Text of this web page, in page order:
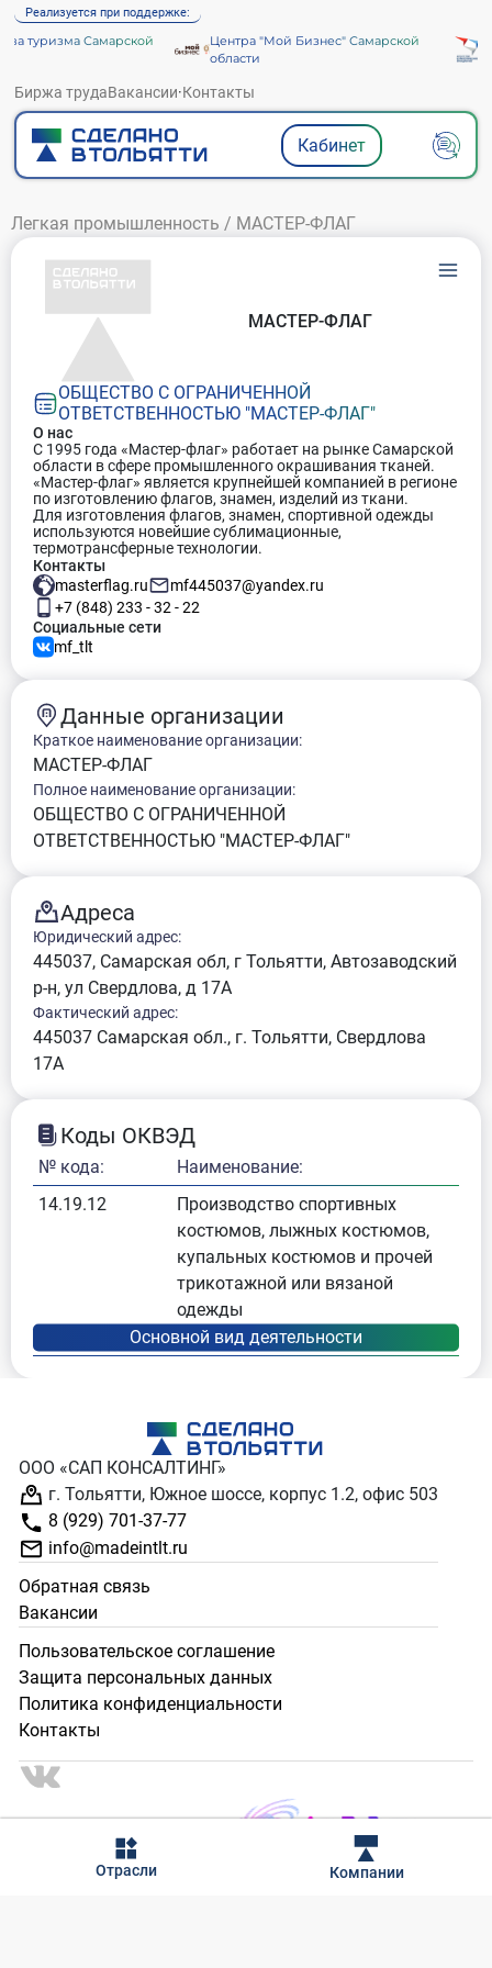
Реализуется при поддержке:
туризма Самарской
Центра "Мой Бизнес" Самарской
области
Биржа трудаВакансии·Контакты
Кабинет
Легкая промышленность / МАСТЕР-ФЛАГ
ОБЩЕСТВО С ОГРАНИЧЕННОЙ
ОТВЕТСТВЕННОСТЬЮ "МАСТЕР-ФЛАГ"
МАСТЕР-ФЛАГ
О нас
С 1995 года «Мастер-флаг» работает на рынке Самарской
области в сфере промышленного окрашивания тканей.
«Мастер-флаг» является крупнейшей компанией в регионе
по изготовлению флагов, знамен, изделий из ткани.
Для изготовления флагов, знамен, спортивной одежды
используются новейшие сублимационные,
термотрансферные технологии.
Контакты
masterflag.ru
mf445037@yandex.ru
+7 (848) 233 - 32 - 22
Социальные сети
mf_tlt
Данные организации
Краткое наименование организации:
МАСТЕР-ФЛАГ
Полное наименование организации:
ОБЩЕСТВО С ОГРАНИЧЕННОЙ
ОТВЕТСТВЕННОСТЬЮ "МАСТЕР-ФЛАГ"
Адреса
Юридический адрес:
445037, Самарская обл, г Тольятти, Автозаводский
р-н, ул Свердлова, д 17А
Фактический адрес:
445037 Самарская обл., г. Тольятти, Свердлова
17А
Коды ОКВЭД
№ кода:
Наименование:
14.19.12
Производство спортивных
костюмов, лыжных костюмов,
купальных костюмов и прочей
трикотажной или вязаной
одежды
Отрасли Компании
ООО «САП КОНСАЛТИНГ»
г. Тольятти, Южное шоссе, корпус 1.2, офис 503
8 (929) 701-37-77
info@madeintlt.ru
Обратная связь
Вакансии
Пользовательское соглашение
Защита персональных данных
Политика конфиденциальности
Контакты
2024 - 2025 © Сделано в Тольятти. Все права защищены.